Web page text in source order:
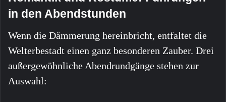
in den Abendstunden
Wenn die Dämmerung hereinbricht, entfaltet die
Welterbestadt einen ganz besonderen Zauber. Drei
außergewöhnliche Abendrundgänge stehen zur
Auswahl: